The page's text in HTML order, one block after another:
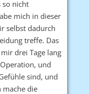
so nicht
mich in dieser
selbst dadurch
treffe. Das
drei Tage lang
und
sind, und
mache die